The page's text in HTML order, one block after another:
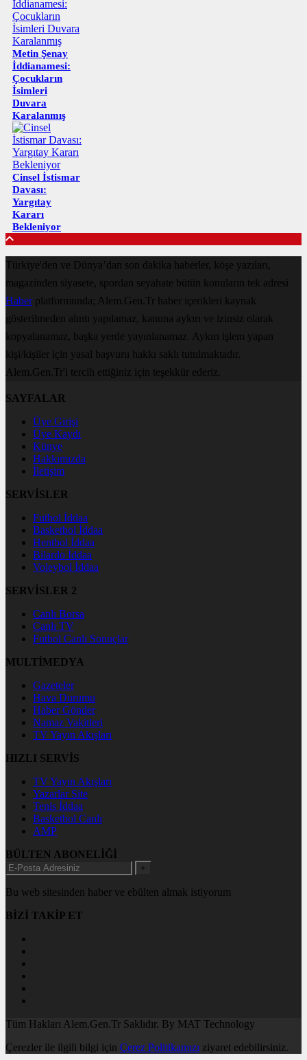
Metin Şenay
İddianamesi:
Çocukların
İsimleri
Duvara
Karalanmış
Cinsel İstismar
Davası:
Yargıtay
Kararı
Bekleniyor
Türkiye'den ve Dünya’dan son dakika haberler, köşe yazıları,
magazinden siyasete, spordan seyahate bütün konuların tek adresi
Haberplatformunda; Alem.Gen.Tr haber içerikleri kaynak
gösterilmeden alıntı yapılamaz, kanuna aykırı ve izinsiz olarak
kopyalanamaz, başka yerde yayınlanamaz. Aykırı işlem yapan
kişi/kişiler için yasal başvuru hakkı saklı tutulmaktadır.
Alem.Gen.Tr'i tercih ettiğiniz için teşekkür ederiz.
SAYFALAR
Üye Girişi
Üye Kaydı
Künye
Hakkımızda
İletişim
SERVİSLER
Futbol İddaa
Basketbol İddaa
Hentbol İddaa
Bilardo İddaa
Voleybol İddaa
SERVİSLER 2
Canlı Borsa
Canlı TV
Futbol Canlı Sonuçlar
MULTİMEDYA
Gazeteler
Hava Durumu
Haber Gönder
Namaz Vakitleri
TV Yayın Akışları
HIZLI SERVİS
TV Yayın Akışları
Yazarlar Site
Tenis İddaa
Basketbol Canlı
AMP
BÜLTEN ABONELİĞİ
+
Bu web sitesinden haber ve ebülten almak istiyorum
BİZİ TAKİP ET
Tüm Hakları Alem.Gen.Tr Saklıdır. By MAT Technology
Çerezler ile ilgili bilgi için Çerez Politikamızı ziyaret edebilirsiniz.